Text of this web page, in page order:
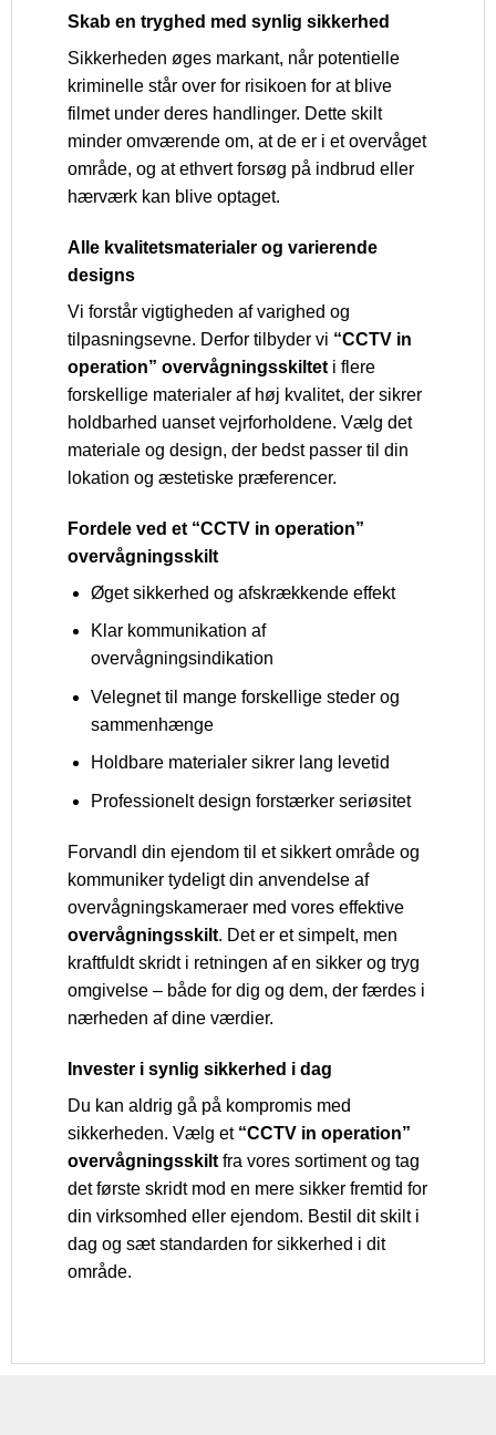
Skab en tryghed med synlig sikkerhed
Sikkerheden øges markant, når potentielle
kriminelle står over for risikoen for at blive
filmet under deres handlinger. Dette skilt
minder omværende om, at de er i et overvåget
område, og at ethvert forsøg på indbrud eller
hærværk kan blive optaget.
Alle kvalitetsmaterialer og varierende
designs
Vi forstår vigtigheden af varighed og
tilpasningsevne. Derfor tilbyder vi “CCTV in
operation” overvågningsskiltet i flere
forskellige materialer af høj kvalitet, der sikrer
holdbarhed uanset vejrforholdene. Vælg det
materiale og design, der bedst passer til din
lokation og æstetiske præferencer.
Fordele ved et “CCTV in operation”
overvågningsskilt
Øget sikkerhed og afskrækkende effekt
Klar kommunikation af
overvågningsindikation
Velegnet til mange forskellige steder og
sammenhænge
Holdbare materialer sikrer lang levetid
Professionelt design forstærker seriøsitet
Forvandl din ejendom til et sikkert område og
kommuniker tydeligt din anvendelse af
overvågningskameraer med vores effektive
overvågningsskilt. Det er et simpelt, men
kraftfuldt skridt i retningen af en sikker og tryg
omgivelse – både for dig og dem, der færdes i
nærheden af dine værdier.
Invester i synlig sikkerhed i dag
Du kan aldrig gå på kompromis med
sikkerheden. Vælg et “CCTV in operation”
overvågningsskilt fra vores sortiment og tag
det første skridt mod en mere sikker fremtid for
din virksomhed eller ejendom. Bestil dit skilt i
dag og sæt standarden for sikkerhed i dit
område.